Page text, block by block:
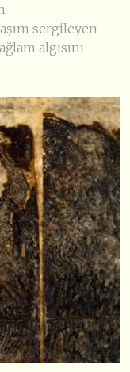
sergileyen
algısını